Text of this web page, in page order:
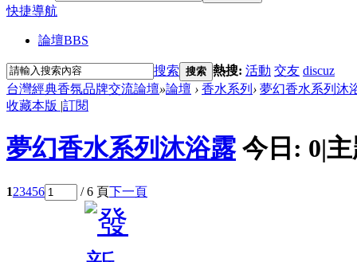
快捷導航
論壇BBS
搜索 搜索 熱搜: 活動 交友 discuz
台灣經典香氛品牌交流論壇»論壇 › 香水系列 › 夢幻香水系列沐
收藏本版 |訂閱
夢幻香水系列沐浴露 今日: 0|
123456 / 6 頁下一頁